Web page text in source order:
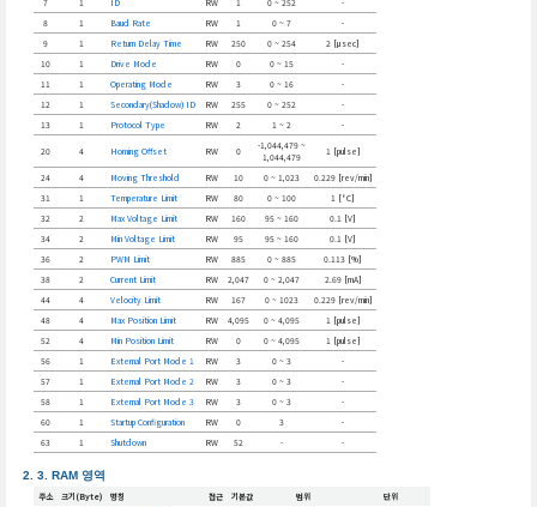
8
1 Baud Rate RW 1 0 ~ 7
-
9
1 Return Delay Time RW 250 0 ~ 254
2 [μsec]
10
1 Drive Mode RW 0 0 ~ 15
-
11
1 Operating Mode RW 3 0 ~ 16
-
12
1 Secondary(Shadow) ID RW 255 0 ~ 252
-
13
1 Protocol Type RW 2 1 ~ 2 -
20 4 Homing Offset RW 0
-1,044,479 ~
1,044,479
1 [pulse]
24 4 Moving Threshold RW 10 0 ~ 1,023
0.229 [rev/min]
31
1 Temperature Limit RW 80 0 ~ 100
1 [°C]
32
2 Max Voltage Limit RW 160 95 ~ 160
0.1 [V]
34
2 Min Voltage Limit RW 95 95 ~ 160
0.1 [V]
36
2 PWM Limit RW 885 0 ~ 885
0.113 [%]
38
2 Current Limit RW 2,047 0 ~ 2,047
2.69 [mA]
44
4 Velocity Limit RW 167 0 ~ 1023
0.229 [rev/min]
48
4 Max Position Limit RW 4,095 0 ~ 4,095
1 [pulse]
52
4 Min Position Limit RW 0 0 ~ 4,095
1 [pulse]
56
1 External Port Mode 1 RW 3 0 ~ 3
-
57
1 External Port Mode 2 RW 3 0 ~ 3
-
58
1 External Port Mode 3 RW 3 0 ~ 3
-
60
1 Startup Configuration RW 0 3
-
63
1 Shutdown RW 52 - -
RAM 영역
주소 크기(Byte) 명칭 접근 기본값 범위
단위